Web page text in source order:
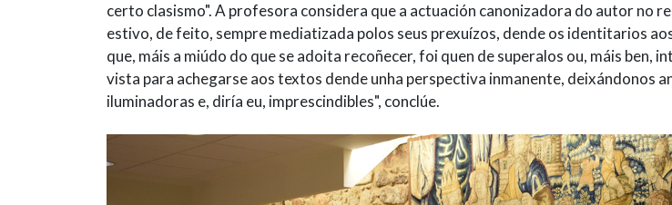
certo clasismo". A profesora considera que a actuación canonizadora do autor no
estivo, de feito, sempre mediatizada polos seus prexuízos, dende os identitarios
que, máis a miúdo do que se adoita recoñecer, foi quen de superalos ou, máis ben,
vista para achegarse aos textos dende unha perspectiva inmanente, deixándonos
iluminadoras e, diría eu, imprescindibles", conclúe.